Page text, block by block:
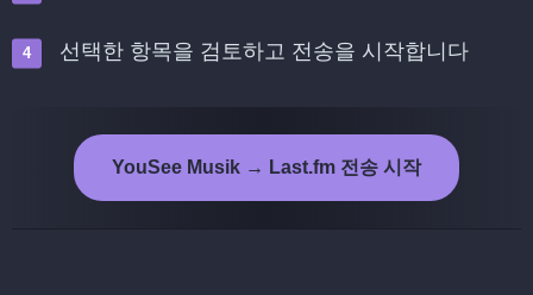
선택한 항목을 검토하고 전송을 시작합니다
YouSee Musik → Last.fm 전송 시작